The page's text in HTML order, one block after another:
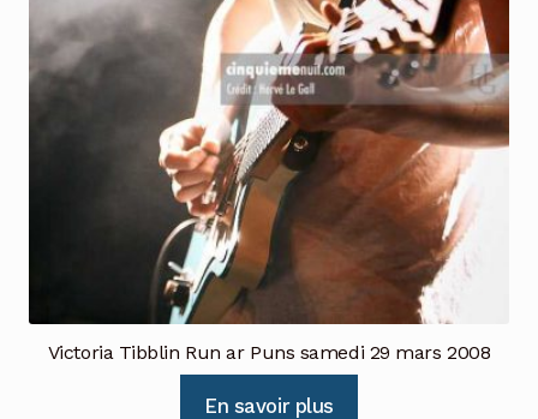
Victoria Tibblin Run ar Puns samedi 29 mars 2008
En savoir plus